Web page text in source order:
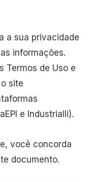
a sua privacidade
informações.
Termos de Uso e
site
e Industrialli).
você concorda
documento.